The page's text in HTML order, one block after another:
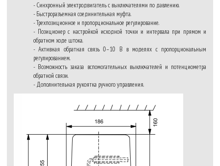
- Синхронный электродвигатель с выключателями по давлению.
- Быстроразъемная соединительная муфта.
- Трехпозиционное и пропорциональное регулирование.
- Позиционер с настройкой исходной точки и интервала при прямом и
обратном ходе штока.
- Активная обратная связь 0–10 В в моделях с пропорциональным
регулированием.
- Возможность заказа вспомогательных выключателей и потенциометра
обратной связи.
- Дополнительная рукоятка ручного управления.